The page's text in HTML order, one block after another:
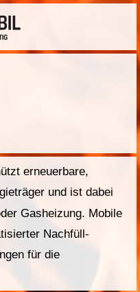
erneuerbare,
und ist dabei
Gasheizung. Mobile
Nachfüll-
für die